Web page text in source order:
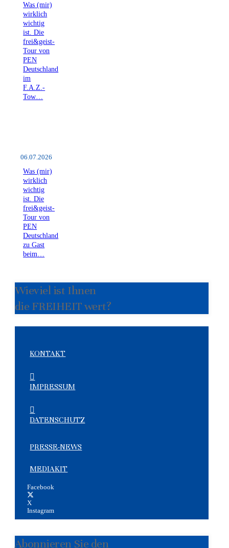
Was (mir)
wirklich
wichtig
ist. Die
frei&geist-
Tour von
PEN
Deutschland
im
F.A.Z.-
Tow…
06.07.2026
Was (mir)
wirklich
wichtig
ist. Die
frei&geist-
Tour von
PEN
Deutschland
zu Gast
beim…
Wieviel ist Ihnen
die FREIHEIT wert?
KONTAKT
IMPRESSUM
DATENSCHUTZ
PRESSE-NEWS
MEDIAKIT
Facebook
X
Instagram
Abonnieren Sie den